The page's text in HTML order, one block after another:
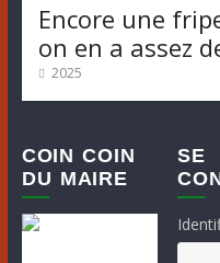
m
e
n
t
s
e
n
t
Encore une
on en a assez
2025
COIN COIN
DU MAIRE
SE